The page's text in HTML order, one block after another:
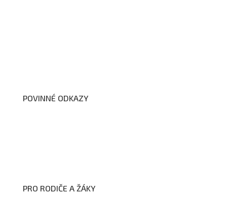
POVINNÉ ODKAZY
PRO RODIČE A ŽÁKY